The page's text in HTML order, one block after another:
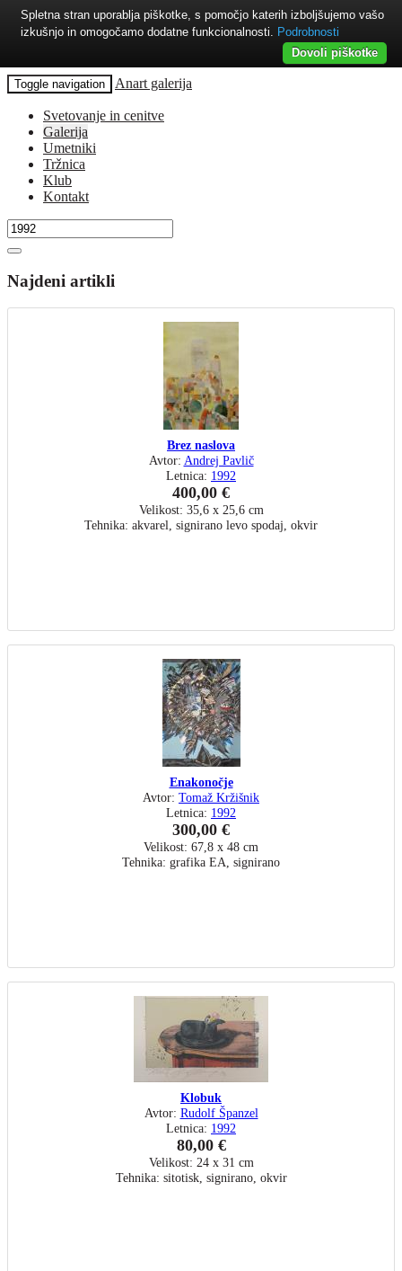
Toggle navigation Anart galerija
Svetovanje in cenitve
Galerija
Umetniki
Tržnica
Klub
Kontakt
Najdeni artikli
Brez naslova
Avtor: Andrej Pavlič
Letnica: 1992
400,00 €
Velikost: 35,6 x 25,6 cm
Tehnika: akvarel, signirano levo spodaj, okvir
Enakonočje
Avtor: Tomaž Kržišnik
Letnica: 1992
300,00 €
Velikost: 67,8 x 48 cm
Tehnika: grafika EA, signirano
Klobuk
Avtor: Rudolf Španzel
Letnica: 1992
80,00 €
Velikost: 24 x 31 cm
Tehnika: sitotisk, signirano, okvir
Spletna stran uporablja piškotke, s pomočjo katerih izboljšujemo vašo
izkušnjo in omogočamo dodatne funkcionalnosti. Podrobnosti
Dovoli piškotke